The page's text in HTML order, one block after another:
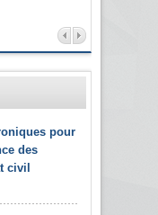
pour
des
civil